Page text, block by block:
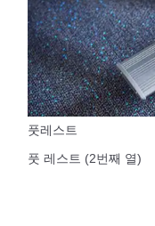
풋레스트
풋 레스트 (2번째 열)